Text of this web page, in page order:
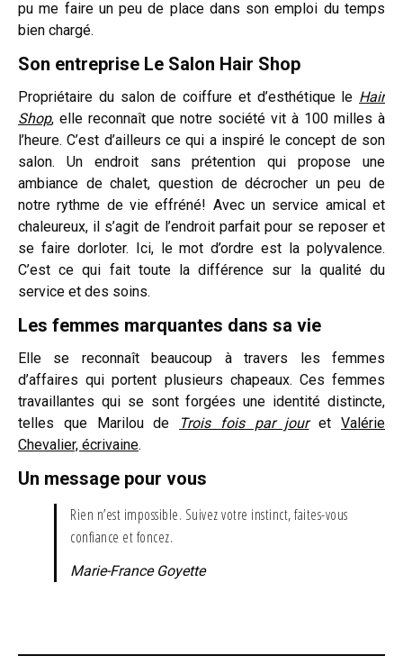
pu me faire un peu de place dans son emploi du temps
bien chargé.
Son entreprise Le Salon Hair Shop
Propriétaire du salon de coiffure et d’esthétique le Hair
Shop, elle reconnaît que notre société vit à 100 milles à
l’heure. C’est d’ailleurs ce qui a inspiré le concept de son
salon. Un endroit sans prétention qui propose une
ambiance de chalet, question de décrocher un peu de
notre rythme de vie effréné! Avec un service amical et
chaleureux, il s’agit de l’endroit parfait pour se reposer et
se faire dorloter. Ici, le mot d’ordre est la polyvalence.
C’est ce qui fait toute la différence sur la qualité du
service et des soins.
Les femmes marquantes dans sa vie
Elle se reconnaît beaucoup à travers les femmes
d’affaires qui portent plusieurs chapeaux. Ces femmes
travaillantes qui se sont forgées une identité distincte,
telles que Marilou de
Trois fois par jouretValérie
Chevalier, écrivaine.
Un message pour vous
Rien n’est impossible. Suivez votre instinct, faites-vous
confiance et foncez.
Marie-France Goyette